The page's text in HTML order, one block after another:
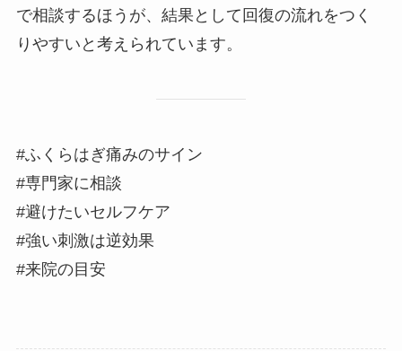
で相談するほうが、結果として回復の流れをつく
りやすいと考えられています。
#ふくらはぎ痛みのサイン
#専門家に相談
#避けたいセルフケア
#強い刺激は逆効果
#来院の目安